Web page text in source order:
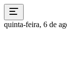
quinta-feira, 6 de